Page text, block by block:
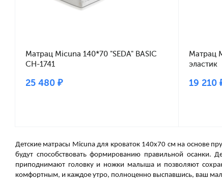
Матрац Micuna 140*70 "SEDA" BASIC
CH-1741
25 480 ₽
Матрац
эластик
19 210
Детские матрасы Micuna для кроваток 140х70 см на основе
будут способствовать формированию правильной
приподнимают головку и ножки малыша и позволяют
комфортным, и каждое утро, полноценно выспавшись, ваш